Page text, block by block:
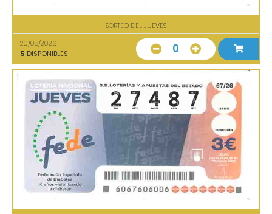
SORTEO DEL JUEVES
20/08/2026
5 DISPONIBLES 0